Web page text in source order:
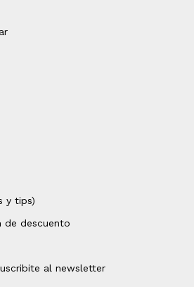
y tips)
de descuento
al newsletter